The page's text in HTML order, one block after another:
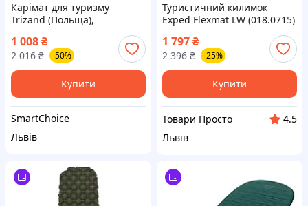
Карімат для туризму
Trizand (Польща),
Туристичний килимок
складний, Карімат великий,
ZLT
1 008₴
2 016 ₴ -50%
Купити
SmartChoice
Львів
Туристичний килимок
Exped Flexmat LW (018.0715)
1 797₴
2 396 ₴ -25%
Купити
Товари Просто
4.5
Львів